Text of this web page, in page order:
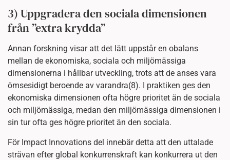
3) Uppgradera den sociala dimensionen
från ”extra krydda”
Annan forskning visar att det lätt uppstår en obalans
mellan de ekonomiska, sociala och miljömässiga
dimensionerna i hållbar utveckling, trots att de anses vara
ömsesidigt beroende av varandra(8). I praktiken ges den
ekonomiska dimensionen ofta högre prioritet än de sociala
och miljömässiga, medan den miljömässiga dimensionen i
sin tur ofta ges högre prioritet än den sociala.
För Impact Innovations del innebär detta att den uttalade
strävan efter global konkurrenskraft kan konkurrera ut den